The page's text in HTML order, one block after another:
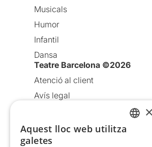
Musicals
Humor
Infantil
Dansa
Teatre Barcelona ©2026
Atenció al client
Avís legal
Política de cookies
Condicions d’ús
×
Aquest lloc web utilitza
galetes